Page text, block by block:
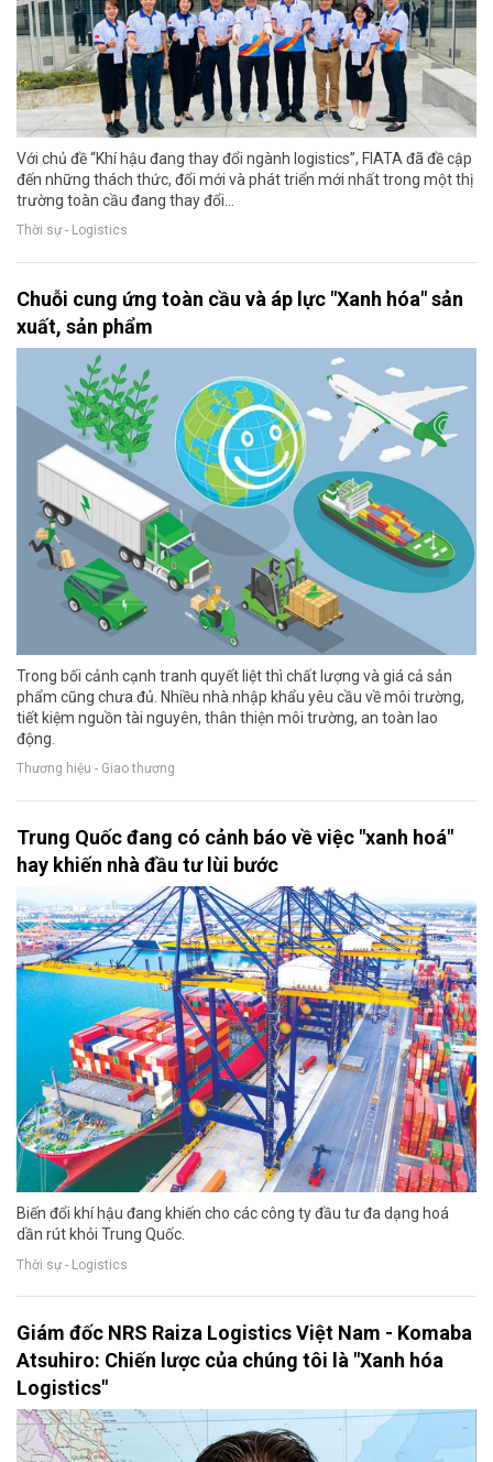
Với chủ đề “Khí hậu đang thay đổi ngành logistics”, FIATA đã đề cập
đến những thách thức, đổi mới và phát triển mới nhất trong một thị
trường toàn cầu đang thay đổi...
Thời sự - Logistics
Chuỗi cung ứng toàn cầu và áp lực "Xanh hóa" sản
xuất, sản phẩm
Trong bối cảnh cạnh tranh quyết liệt thì chất lượng và giá cả sản
phẩm cũng chưa đủ. Nhiều nhà nhập khẩu yêu cầu về môi trường,
tiết kiệm nguồn tài nguyên, thân thiện môi trường, an toàn lao
động.
Thương hiệu - Giao thương
Trung Quốc đang có cảnh báo về việc "xanh hoá"
hay khiến nhà đầu tư lùi bước
Biến đổi khí hậu đang khiến cho các công ty đầu tư đa dạng hoá
dần rút khỏi Trung Quốc.
Thời sự - Logistics
Giám đốc NRS Raiza Logistics Việt Nam - Komaba
Atsuhiro: Chiến lược của chúng tôi là "Xanh hóa
Logistics"